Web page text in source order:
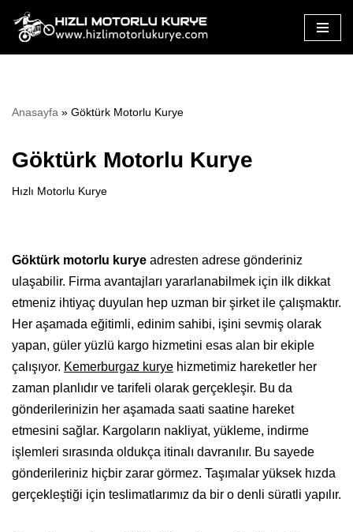
İçeriğe
Anasayfa » Göktürk Motorlu Kurye
Göktürk Motorlu Kurye
Hızlı Motorlu Kurye
Göktürk motorlu kurye adresten adrese gönderiniz
ulaşabilir. Firma avantajları yararlanabilmek için ilk dikkat
etmeniz ihtiyaç duyulan hep uzman bir şirket ile çalışmaktır.
Her aşamada eğitimli, edinim sahibi, işini sevmiş olarak
yapan, güler yüzlü kargo hizmetini esas alan bir ekiple
çalışıyor. Kemerburgaz kurye hizmetimiz hareketler her
zaman planlıdır ve tarifeli olarak gerçekleşir. Bu da
gönderilerinizin her aşamada saati saatine hareket
etmesini sağlar. Kargoların nakliyat, yükleme, indirme
işlemleri sırasında oldukça itinalı davranılır. Bu sayede
gönderileriniz hiçbir zarar görmez. Taşımalar yüksek hızda
gerçekleştiği için teslimatlarımız da bir o denli süratli yapılır.